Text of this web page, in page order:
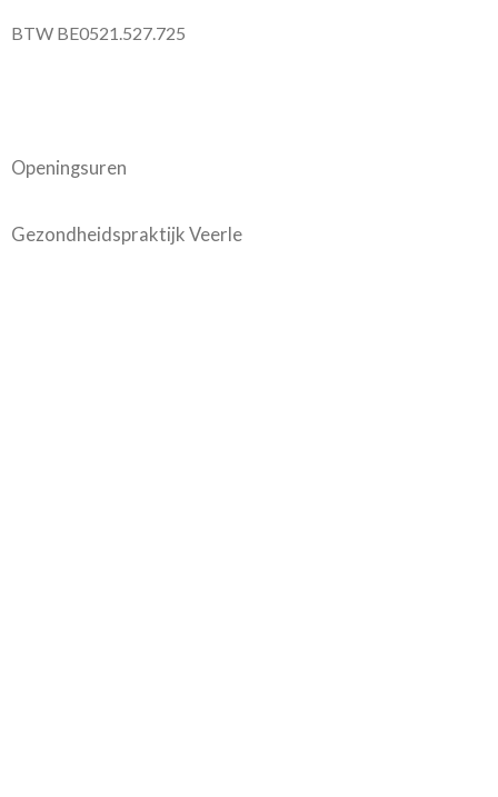
BTW BE0521.527.725
Openingsuren
Gezondheidspraktijk Veerle